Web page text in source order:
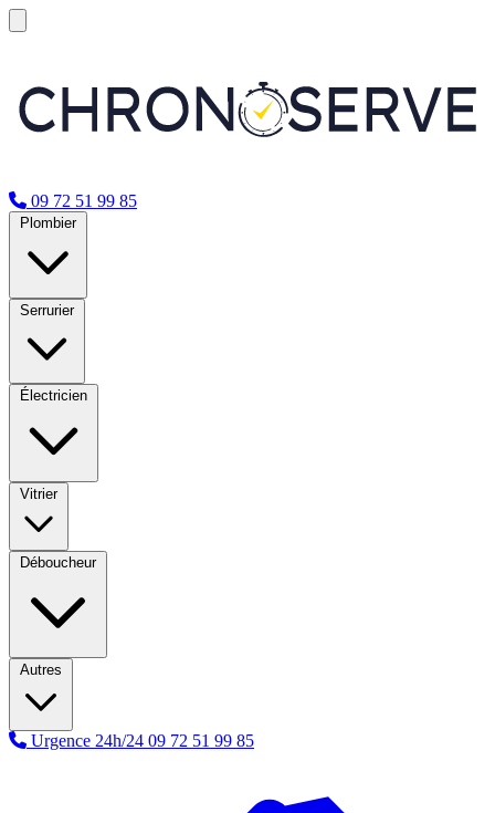
09 72 51 99 85
Plombier
Serrurier
Électricien
Vitrier
Déboucheur
Autres
Urgence 24h/24 09 72 51 99 85